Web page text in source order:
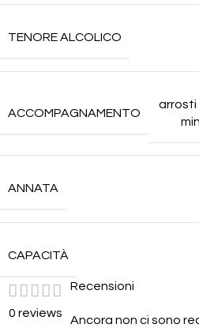
TENORE ALCOLICO
ACCOMPAGNAMENTO
arrosti
ANNATA
CAPACITÀ
0 reviews
Recensioni
Ancora non ci sono